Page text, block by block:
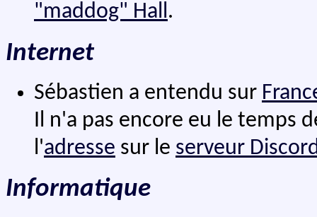
"maddog" Hall.
Internet
Sébastien a entendu sur
Il n'a pas encore eu le temps
l'adresse sur le serveur
Informatique